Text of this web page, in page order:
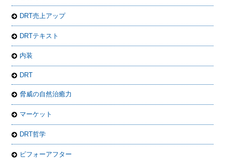
DRT売上アップ
DRTテキスト
内装
DRT
脅威の自然治癒力
マーケット
DRT哲学
ビフォーアフター